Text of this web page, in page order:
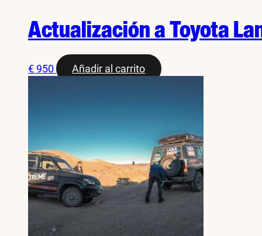
Actualización a Toyota
€950 Añadir al carrito